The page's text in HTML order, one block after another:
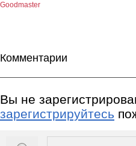
Goodmaster
Комментарии
Вы не
зарегистрируйтесь